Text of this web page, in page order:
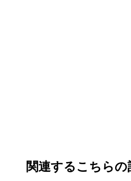
関連するこちら